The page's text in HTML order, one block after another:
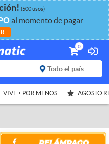
! (500 usos)
al momento de pagar
0
VIVE + POR MENOS AGOSTO